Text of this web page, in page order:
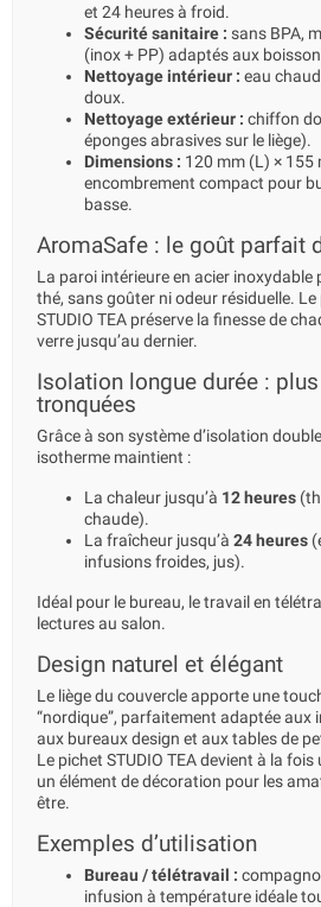
et 24 heures à froid.
Sécurité sanitaire : sans BPA,
(inox + PP) adaptés aux
Nettoyage intérieur : eau
doux.
Nettoyage extérieur : chiffon
éponges abrasives sur le liège).
Dimensions : 120 mm (L) × 155
encombrement compact pour
basse.
AromaSafe : le goût parfait
La paroi intérieure en acier inoxydable
thé, sans goûter ni odeur résiduelle.
STUDIO TEA préserve la finesse de
verre jusqu’au dernier.
Isolation longue durée :
tronquées
Grâce à son système d’isolation
isotherme maintient :
La chaleur jusqu’à 12 heures
chaude).
La fraîcheur jusqu’à 24 heures
infusions froides, jus).
Idéal pour le bureau, le travail en
lectures au salon.
Design naturel et élégant
Le liège du couvercle apporte une
“nordique”, parfaitement adaptée aux
aux bureaux design et aux tables de
Le pichet STUDIO TEA devient à la
un élément de décoration pour les
être.
Exemples d’utilisation
Bureau / télétravail :
infusion à température idéale